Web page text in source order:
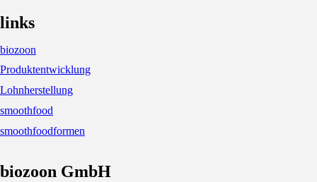
links
biozoon
Produktentwicklung
Lohnherstellung
smoothfood
smoothfoodformen
biozoon GmbH